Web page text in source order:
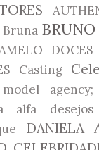
Bruna
Casting
alfa desejos
DANIELA